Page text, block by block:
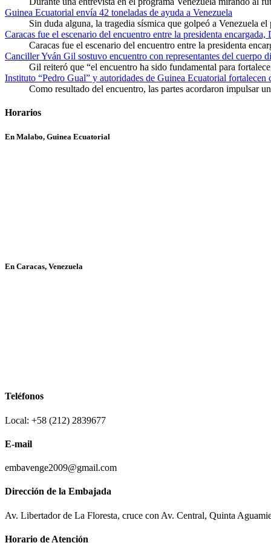
Guinea Ecuatorial envía 42 toneladas de ayuda a Venezuela
Sin duda alguna, la tragedia sísmica que golpeó a Venezuela
Caracas fue el escenario del encuentro entre la presidenta
Caracas fue el escenario del encuentro entre la presidenta
Canciller Yván Gil sostuvo encuentro con representantes del cuerpo
Gil reiteró que “el encuentro ha sido fundamental para
Instituto “Pedro Gual” y autoridades de Guinea Ecuatorial
Como resultado del encuentro, las partes acordaron impulsar
Horarios
En Malabo, Guinea Ecuatorial
En Caracas, Venezuela
Teléfonos
Local: +58 (212) 2839677
E-mail
embavenge2009@gmail.com
Dirección de la Embajada
Av. Libertador de La Floresta, cruce con Av. Central, Quinta
Horario de Atención